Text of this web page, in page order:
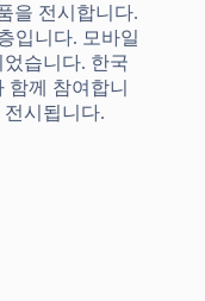
을 전시합니다.
입니다. 모바일
습니다. 한국
함께 참여합니
시됩니다.